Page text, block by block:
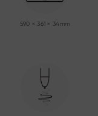
590 × 361 × 34mm